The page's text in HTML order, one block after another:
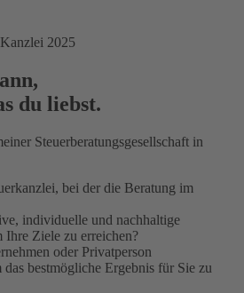
du liebst.
Steuerberatungsgesellschaft in
bei der die Beratung im
individuelle und nachhaltige
Ihre Ziele zu erreichen?
oder Privatperson
das bestmögliche Ergebnis für Sie zu